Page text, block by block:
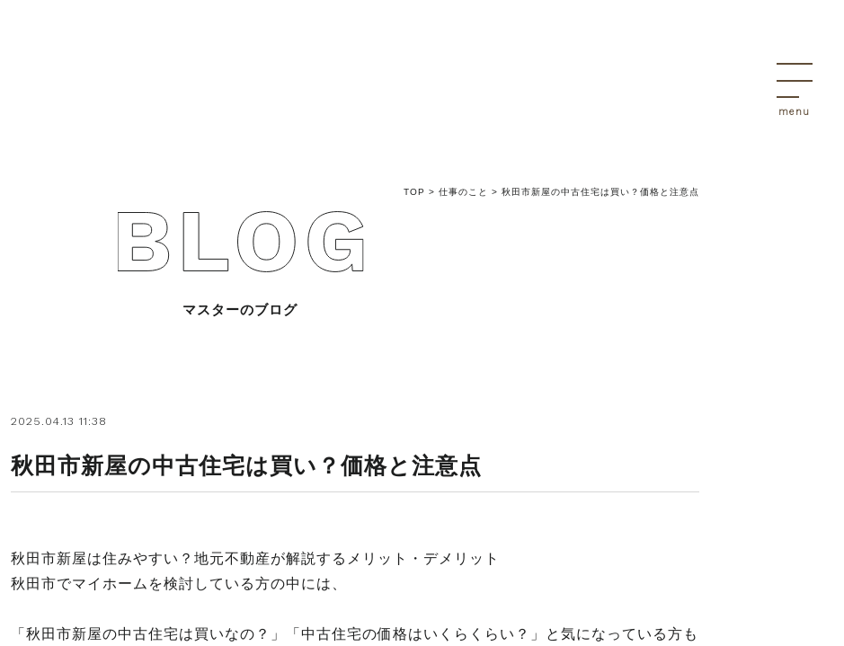
会社概要
TOP > 仕事のこと > 秋田市新屋の中古住宅は買い？価格と注意点
マスターのブログ
2025.04.13 11:38
秋田市新屋の中古住宅は買い？価格と注意点
秋田市新屋は住みやすい？地元不動産が解説するメリット・デメリット
秋田市でマイホームを検討している方の中には、
「秋田市新屋の中古住宅は買いなの？」「中古住宅の価格はいくらくらい？」と気になっている方も